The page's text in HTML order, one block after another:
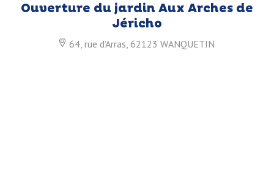
Ouverture du jardin Aux Arches de
Jéricho
64, rue d’Arras, 62123 WANQUETIN